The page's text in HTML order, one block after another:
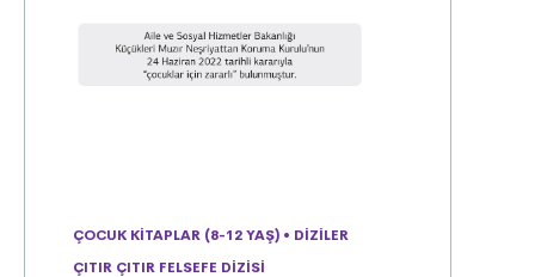
ÇOCUK KITAPLAR (8-12 YAŞ) • DIZILER
ÇITIR ÇITIR FELSEFE DIZISI